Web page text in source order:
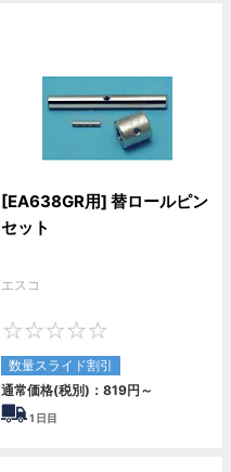
[EA638GR用] 替ロールピン
セット
エスコ
数量スライド割引
通常価格(税別)： 819円 ～
1 日目